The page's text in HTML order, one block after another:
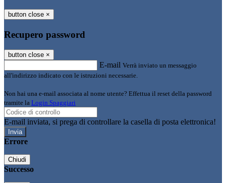
button close ×
Recupero password
button close ×
E-mail Verrà inviato un messaggio
all'indirizzo indicato con le istruzioni necessarie.
Non hai una e-mail associata al nome utente? Effettua il reset della password
tramite la Login Spaggiari
E-mail inviata, si prega di controllare la casella di posta elettronica!
Errore
Chiudi
Successo